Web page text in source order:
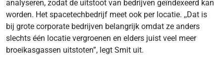
analyseren, zodat de uitstoot van bedrijven geïndexeerd kan
worden. Het spacetechbedrijf meet ook per locatie. ,,Dat is
bij grote corporate bedrijven belangrijk omdat ze anders
slechts één locatie vergroenen en elders juist veel meer
broeikasgassen uitstoten”, legt Smit uit.